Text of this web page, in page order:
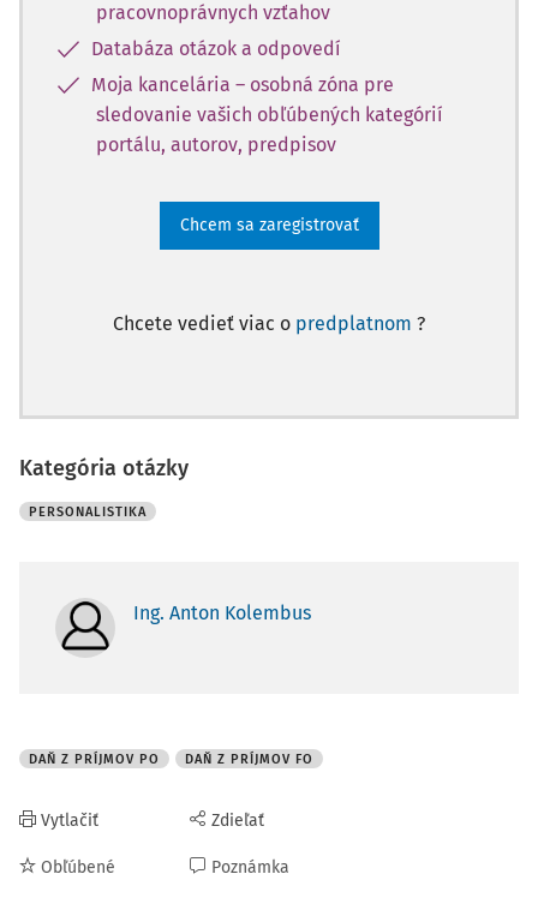
pracovnoprávnych vzťahov
Databáza otázok a odpovedí
Moja kancelária – osobná zóna pre
sledovanie vašich obľúbených kategórií
portálu, autorov, predpisov
Chcem sa zaregistrovať
Chcete vedieť viac o predplatnom ?
Kategória otázky
PERSONALISTIKA
Ing. Anton Kolembus
DAŇ Z PRÍJMOV PO DAŇ Z PRÍJMOV FO
Vytlačiť
Obľúbené
Zdieľať
Poznámka